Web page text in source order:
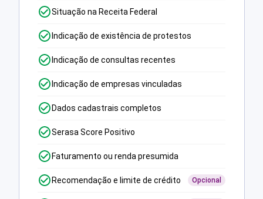
Situação na Receita Federal
Indicação de existência de protestos
Indicação de consultas recentes
Indicação de empresas vinculadas
Dados cadastrais completos
Serasa Score Positivo
Faturamento ou renda presumida
Recomendação e limite de crédito Opcional